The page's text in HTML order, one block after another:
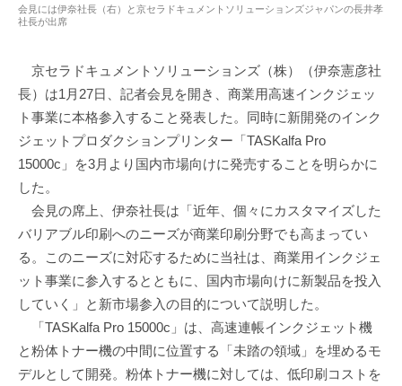
会見には伊奈社長（右）と京セラドキュメントソリューションズジャパンの長井孝
社長が出席
京セラドキュメントソリューションズ（株）（伊奈憲彦社
長）は1月27日、記者会見を開き、商業用高速インクジェッ
ト事業に本格参入すること発表した。同時に新開発のインク
ジェットプロダクションプリンター「TASKalfa Pro
15000c」を3月より国内市場向けに発売することを明らかに
した。
会見の席上、伊奈社長は「近年、個々にカスタマイズした
バリアブル印刷へのニーズが商業印刷分野でも高まってい
る。このニーズに対応するために当社は、商業用インクジェ
ット事業に参入するとともに、国内市場向けに新製品を投入
していく」と新市場参入の目的について説明した。
「TASKalfa Pro 15000c」は、高速連帳インクジェット機
と粉体トナー機の中間に位置する「未踏の領域」を埋めるモ
デルとして開発。粉体トナー機に対しては、低印刷コストを